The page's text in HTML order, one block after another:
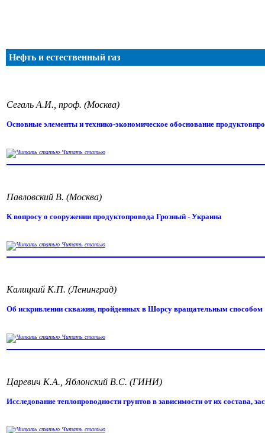
Нефть и естественный газ
Сегаль А.И., проф. (Москва)
Основные элементы и технико-экономическое обоснование
Читать статью
Павловский В. (Москва)
К вопросу о сооружении продуктопровода Грозный - Украина
Читать статью
Калицкий К.П. (Ленинград)
Об искривлении скважин, пройденных в Шорсу вращательным способом
Читать статью
Царевич К.А., Яблонский В.С. (ГИНИ)
Исследование теплопроводности грунтов в зависимости от их состава,
Читать статью